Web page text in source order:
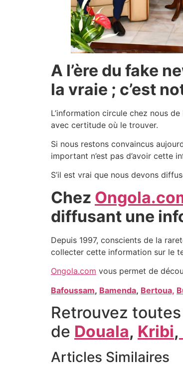
A l’ère du fake
la vraie ; c’est
L’information circule chez nous
avec certitude où le trouver.
Si nous restons convaincus
important n’est pas d’avoir cette
S’il est vrai que nous devons
Chez
diffusant une
Depuis 1997, conscients de la
collecter cette information sur le
Ongola.com vous permet de
Bafoussam, Bamenda, Bertoua,
Retrouvez
de Douala, Kribi,
Articles Similaires